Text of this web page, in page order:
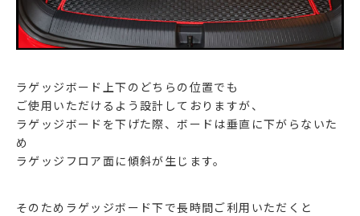
ラゲッジボード上下のどちらの位置でも
ご使用いただけるよう設計しておりますが、
ラゲッジボードを下げた際、ボードは垂直に下がらないた
め
ラゲッジフロア面に傾斜が生じます。
そのためラゲッジボード下で長時間ご利用いただくと